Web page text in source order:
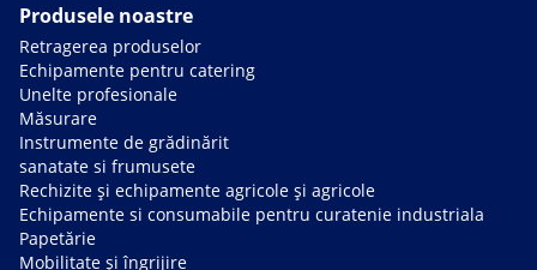
Produsele noastre
Retragerea produselor
Echipamente pentru catering
Unelte profesionale
Măsurare
Instrumente de grădinărit
sanatate si frumusete
Rechizite și echipamente agricole și agricole
Echipamente si consumabile pentru curatenie industriala
Papetărie
Mobilitate și îngrijire